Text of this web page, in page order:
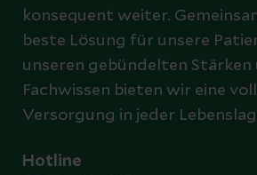
konsequent weiter.
beste Lösung für unsere
unseren gebündelten Stärken
Fachwissen bieten wir eine
Versorgung in jeder
Hotline